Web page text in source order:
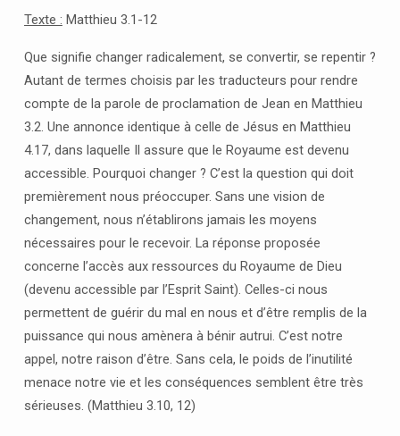
Texte : Matthieu 3.1-12
Que signifie changer radicalement, se convertir, se repentir ?
Autant de termes choisis par les traducteurs pour rendre
compte de la parole de proclamation de Jean en Matthieu
3.2. Une annonce identique à celle de Jésus en Matthieu
4.17, dans laquelle Il assure que le Royaume est devenu
accessible. Pourquoi changer ? C’est la question qui doit
premièrement nous préoccuper. Sans une vision de
changement, nous n’établirons jamais les moyens
nécessaires pour le recevoir. La réponse proposée
concerne l’accès aux ressources du Royaume de Dieu
(devenu accessible par l’Esprit Saint). Celles-ci nous
permettent de guérir du mal en nous et d’être remplis de la
puissance qui nous amènera à bénir autrui. C’est notre
appel, notre raison d’être. Sans cela, le poids de l’inutilité
menace notre vie et les conséquences semblent être très
sérieuses. (Matthieu 3.10, 12)